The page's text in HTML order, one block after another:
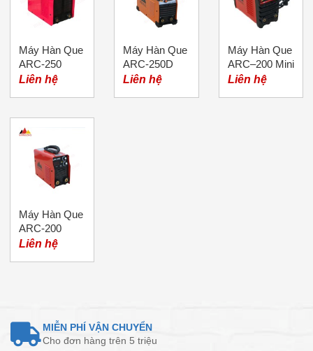
Máy Hàn Que
ARC-250
(220/380V)
Liên hệ
Máy Hàn Que
ARC-250D
Merkel
Liên hệ
Máy Hàn Que
ARC–200 Mini
Merkel
Liên hệ
Máy Hàn Que
ARC-200
Merkel
Liên hệ
MIỄN PHÍ VẬN CHUYỂN
Cho đơn hàng trên 5 triệu